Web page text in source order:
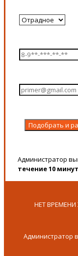
Администратор
течение 10
НЕТ ВРЕМЕНИ
Администратор